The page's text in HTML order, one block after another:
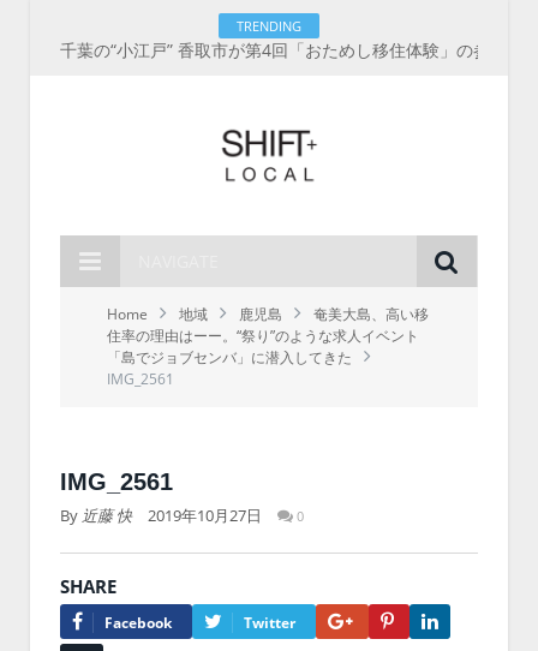
TRENDING
Home 地域 鹿児島
奄美大島、高い移
住率の理由はーー。“祭り”のような求人イベント
「島でジョブセンバ」に潜入してきた
IMG_2561
IMG_2561
By 近藤 快 2019年10月27日 0
SHARE
Facebook Twitter Google+Pinterest